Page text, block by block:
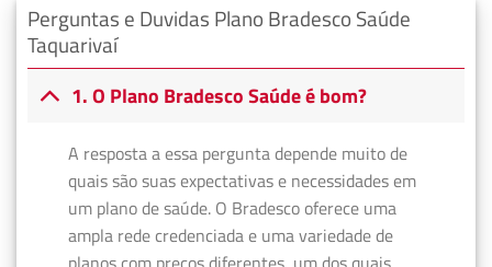
Perguntas e Duvidas Plano Bradesco Saúde
Taquarivaí
1. O Plano Bradesco Saúde é bom?
A resposta a essa pergunta depende muito de
quais são suas expectativas e necessidades em
um plano de saúde. O Bradesco oferece uma
ampla rede credenciada e uma variedade de